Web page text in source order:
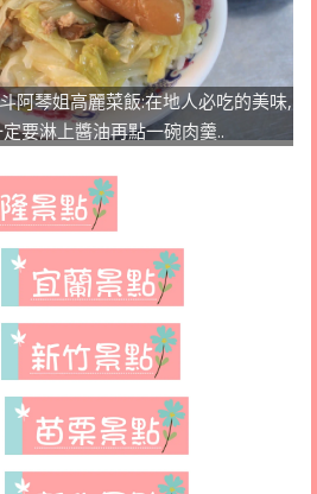
阿琴姐高麗菜飯:在地人必吃的美味,
要淋上醬油再點一碗肉羹..